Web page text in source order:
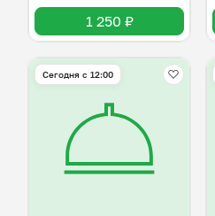
1 250 ₽
Сегодня с 12:00